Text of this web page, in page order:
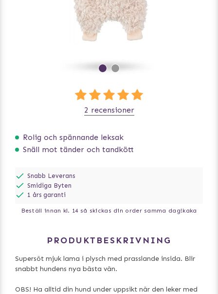
Rolig och spännande leksak
Snäll mot tänder och tandkött
2 recensioner
Snabb Leverans
Smidiga Byten
1 års garanti
Beställ innan kl. 14 så skickas din order samma dag!kaka
PRODUKTBESKRIVNING
Supersöt mjuk lama i plysch med prasslande insida. Blir
snabbt hundens nya bästa vän.
OBS! Ha alltid din hund under uppsikt när den leker med